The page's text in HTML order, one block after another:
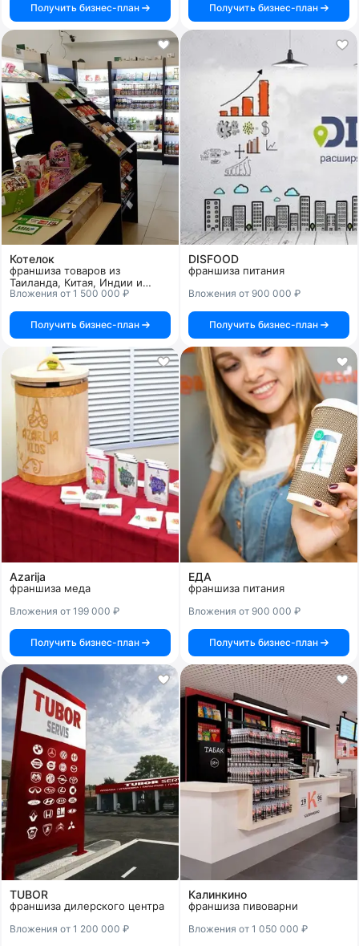
Получить бизнес-план Получить бизнес-план
Котелок
франшиза товаров из
Таиланда, Китая, Индии и
Японии
Вложения от 1 500 000 ₽
Получить бизнес-план
DISFOOD
франшиза питания
Вложения от 900 000 ₽
Получить бизнес-план
Azarija
франшиза меда
Вложения от 199 000 ₽
Получить бизнес-план
ЕДА
франшиза питания
Вложения от 900 000 ₽
Получить бизнес-план
TUBOR
франшиза дилерского центра
Вложения от 1 200 000 ₽
Калинкино
франшиза пивоварни
Вложения от 1 050 000 ₽